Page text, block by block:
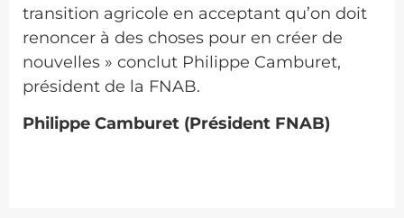
transition agricole en acceptant qu’on doit
renoncer à des choses pour en créer de
nouvelles » conclut Philippe Camburet,
président de la FNAB.
Philippe Camburet (Président FNAB)